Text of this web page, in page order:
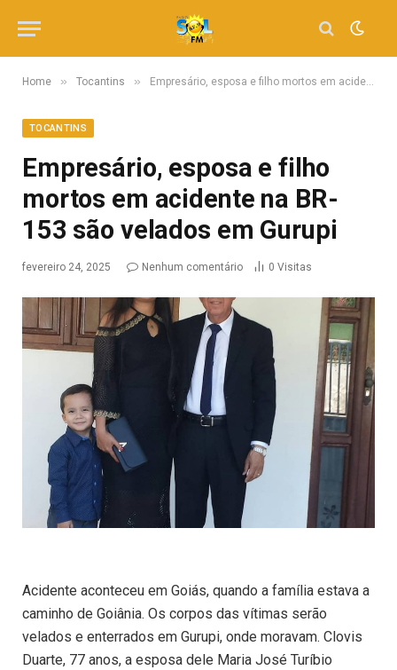
Home » Tocantins » Empresário, esposa e filho mortos em acidente na BR-153 são velados em Gurupi
TOCANTINS
Empresário, esposa e filho
mortos em acidente na BR-
153 são velados em Gurupi
fevereiro 24, 2025 Nenhum comentário 0 Visitas
Acidente aconteceu em Goiás, quando a família estava a
caminho de Goiânia. Os corpos das vítimas serão
velados e enterrados em Gurupi, onde moravam. Clovis
Duarte, 77 anos, a esposa dele Maria José Turíbio